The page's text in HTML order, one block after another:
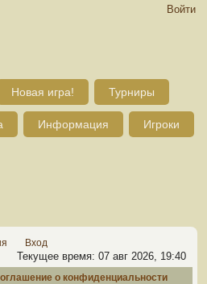
Войти
Новая игра! Турниры
Информация Игроки
Вход
Текущее время: 07 авг 2026, 19:40
о конфиденциальности